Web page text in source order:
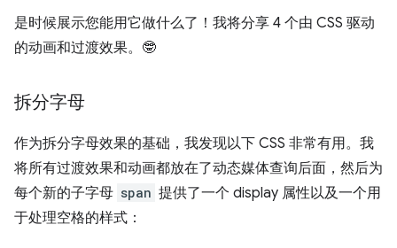
是时候展示您能用它做什么了！我将分享 4 个由 CSS 驱动
的动画和过渡效果。🤓
拆分字母
作为拆分字母效果的基础，我发现以下 CSS 非常有用。我
将所有过渡效果和动画都放在了动态媒体查询后面，然后为
每个新的子字母 span 提供了一个 display 属性以及一个用
于处理空格的样式：